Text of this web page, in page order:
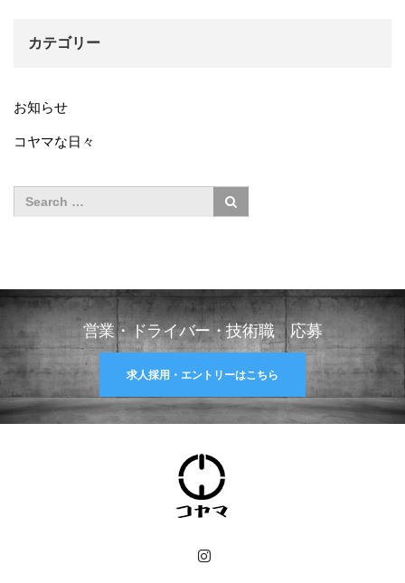
カテゴリー
お知らせ
コヤマな日々
営業・ドライバー・技術職 応募
求人採用・エントリーはこちら